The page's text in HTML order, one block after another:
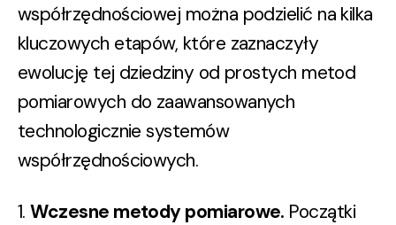
współrzędnościowej można podzielić na kilka
kluczowych etapów, które zaznaczyły
ewolucję tej dziedziny od prostych metod
pomiarowych do zaawansowanych
technologicznie systemów
współrzędnościowych.
1.Wczesne metody pomiarowe. Początki